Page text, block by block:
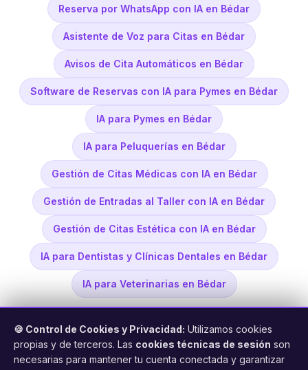
Reserva por WhatsApp con IA en Bédar
Asistente de Voz para Citas en Bédar
Avisos de Cita Automáticos en Bédar
Software de Reservas con IA para Pymes en Bédar
IA para Pymes en Bédar
IA para Peluquerías en Bédar
Gestión de Citas Médicas con IA en Bédar
Gestión de Entradas al Taller con IA en Bédar
Gestión de Citas Estética con IA en Bédar
IA para Dentistas y Clínicas Dentales en Bédar
IA para Veterinarias en Bédar
🍪 Control de Cookies y Privacidad: Utilizamos cookies
propias y de terceros. Las cookies técnicas de sesión son
necesarias para mantener tu cuenta conectada y garantizar